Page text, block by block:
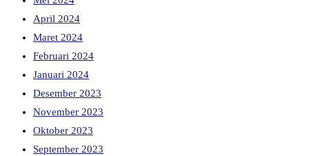
April 2024
Maret 2024
Februari 2024
Januari 2024
Desember 2023
November 2023
Oktober 2023
September 2023